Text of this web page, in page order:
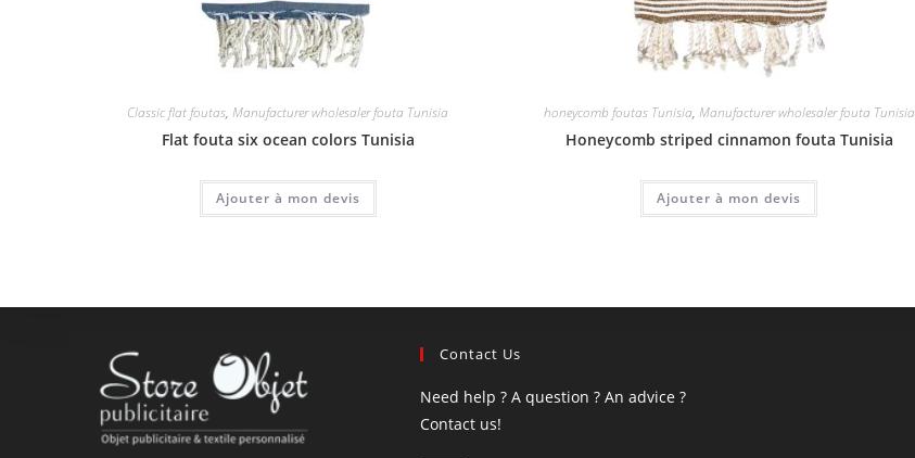
Classic flat foutas,Manufacturer wholesaler fouta Tunisia
Flat fouta six ocean colors Tunisia
Ajouter à mon devis
honeycomb foutas Tunisia, Manufacturer wholesaler fouta Tunisia
Honeycomb striped cinnamon fouta Tunisia
Ajouter à mon devis
Contact Us
Need help ? A question ? An advice ?
Contact us!